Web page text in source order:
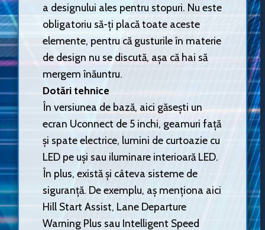
a designului ales pentru stopuri. Nu este
obligatoriu să-ți placă toate aceste
elemente, pentru că gusturile în materie
de design nu se discută, așa că hai să
mergem înăuntru.
Dotări tehnice
În versiunea de bază, aici găsești un
ecran Uconnect de 5 inchi, geamuri față
și spate electrice, lumini de curtoazie cu
LED pe uși sau iluminare interioară LED.
În plus, există și câteva sisteme de
siguranță. De exemplu, aș menționa aici
Hill Start Assist, Lane Departure
Warning Plus sau Intelligent Speed